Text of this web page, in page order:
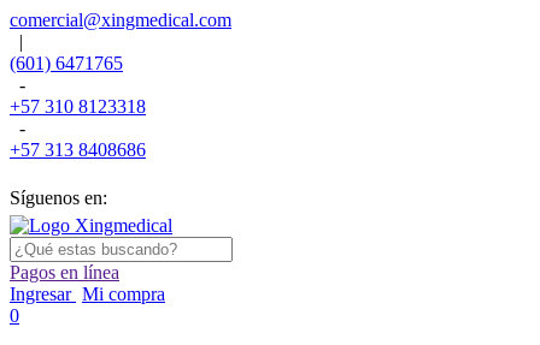
comercial@xingmedical.com
|
(601) 6471765
-
+57 310 8123318
-
+57 313 8408686
Síguenos en:
Pagos en línea
Ingresar Mi compra
0